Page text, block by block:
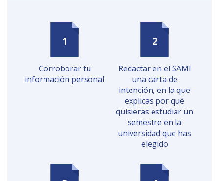
Corroborar tu
información personal
Redactar en el SAMI
una carta de
intención, en la que
explicas por qué
quisieras estudiar un
semestre en la
universidad que has
elegido